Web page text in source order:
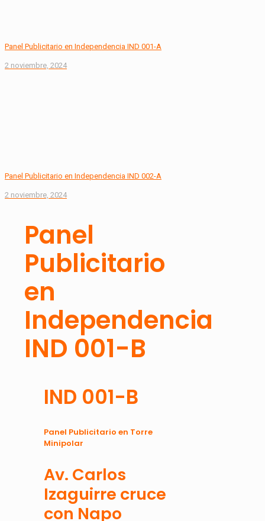
Panel Publicitario en Independencia IND 001-A
2 noviembre, 2024
Panel Publicitario en Independencia IND 002-A
2 noviembre, 2024
Panel
Publicitario
en
Independencia
IND 001-B
IND 001-B
Panel Publicitario en Torre
Minipolar
Av. Carlos
Izaguirre cruce
con Napo